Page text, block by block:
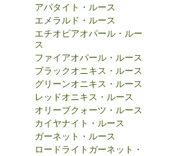
アパタイト・ルース
エメラルド・ルース
エチオピアオパール・ルー
ス
ファイアオパール・ルース
ブラックオニキス・ルース
グリーンオニキス・ルース
レッドオニキス・ルース
オリーブクォーツ・ルース
カイヤナイト・ルース
ガーネット・ルース
ロードライトガーネット・